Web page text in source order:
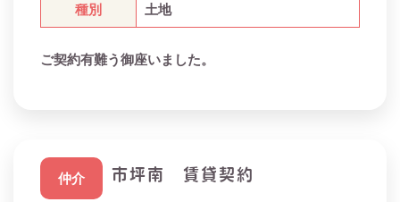
種別 土地
ご契約有難う御座いました。
市坪南 賃貸契約
仲介